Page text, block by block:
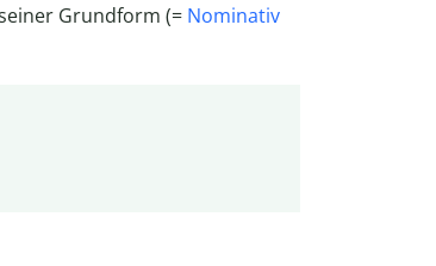
Grundform (= Nominativ